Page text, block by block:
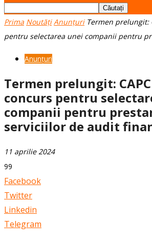
Prima Noutăți Anunțuri Termen prelungit:
pentru selectarea unei companii pentru
Anunțuri
Termen prelungit:
concurs pentru
companii pentru
serviciilor de audit
11 aprilie 2024
99
Facebook
Twitter
Linkedin
Telegram